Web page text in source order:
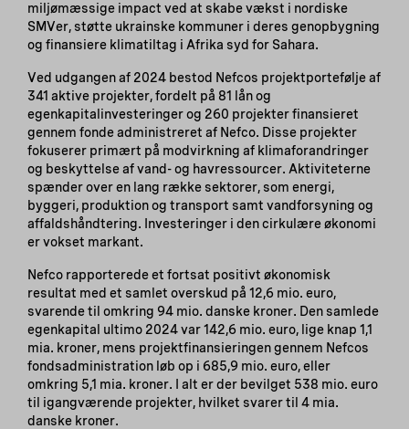
miljømæssige impact ved at skabe vækst i nordiske
SMVer, støtte ukrainske kommuner i deres genopbygning
og finansiere klimatiltag i Afrika syd for Sahara.
Ved udgangen af 2024 bestod Nefcos projektportefølje af
341 aktive projekter, fordelt på 81 lån og
egenkapitalinvesteringer og 260 projekter finansieret
gennem fonde administreret af Nefco. Disse projekter
fokuserer primært på modvirkning af klimaforandringer
og beskyttelse af vand- og havressourcer. Aktiviteterne
spænder over en lang række sektorer, som energi,
byggeri, produktion og transport samt vandforsyning og
affaldshåndtering. Investeringer i den cirkulære økonomi
er vokset markant.
Nefco rapporterede et fortsat positivt økonomisk
resultat med et samlet overskud på 12,6 mio. euro,
svarende til omkring 94 mio. danske kroner. Den samlede
egenkapital ultimo 2024 var 142,6 mio. euro, lige knap 1,1
mia. kroner, mens projektfinansieringen gennem Nefcos
fondsadministration løb op i 685,9 mio. euro, eller
omkring 5,1 mia. kroner. I alt er der bevilget 538 mio. euro
til igangværende projekter, hvilket svarer til 4 mia.
danske kroner.